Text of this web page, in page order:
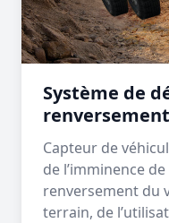
Système de
renversement
Capteur de
de l’imminence
renversement du
terrain, de